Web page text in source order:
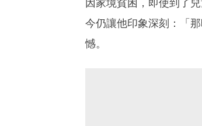
因家境貧困，即使到了
今仍讓他印象深刻：「
憾。